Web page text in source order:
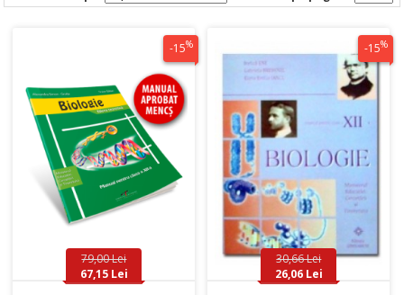
-15%
79,00 Lei
67,15 Lei
-15%
30,66 Lei
26,06 Lei